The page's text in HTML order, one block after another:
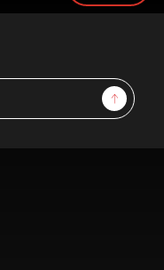
Sign Up